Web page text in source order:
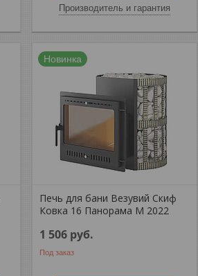
Производитель и гарантия
Новинка
Печь для бани Везувий Скиф
Ковка 16 Панорама М 2022
1 506 руб.
Под заказ